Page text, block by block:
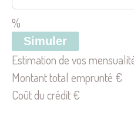
%
Simuler
Estimation de vos
Montant total emprunté €
Coût du crédit€